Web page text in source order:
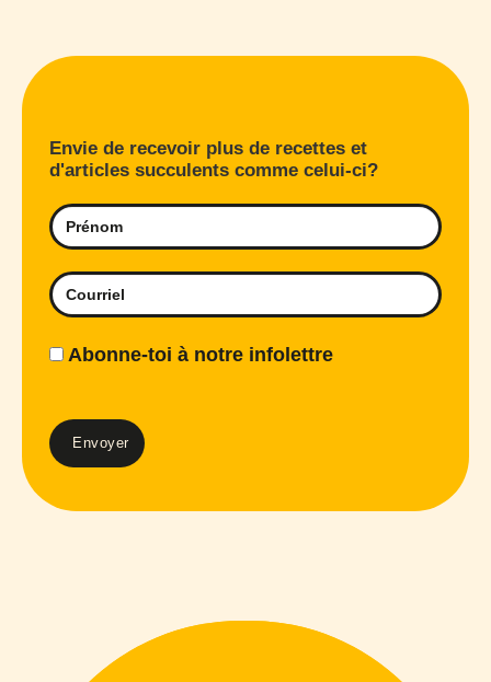
Envie de recevoir plus de recettes et
d'articles succulents comme celui-ci?
Abonne-toi à notre infolettre